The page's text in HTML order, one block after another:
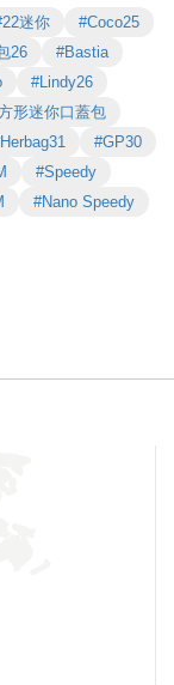
迷你
#Coco25
26
#Bastia
#Lindy26
形迷你口蓋包
#GP30
#Speedy
#Nano Speedy